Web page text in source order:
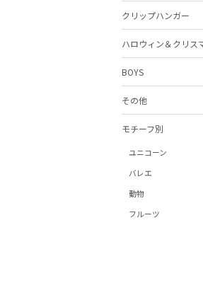
クリップハンガー
ハロウィン＆クリス
BOYS
その他
モチーフ別
ユニコーン
バレエ
動物
フルーツ